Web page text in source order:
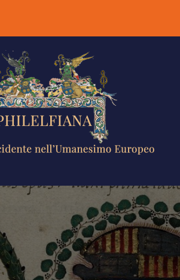
OCCIDENTE
NELL'UMANESIMO
EUROPEO